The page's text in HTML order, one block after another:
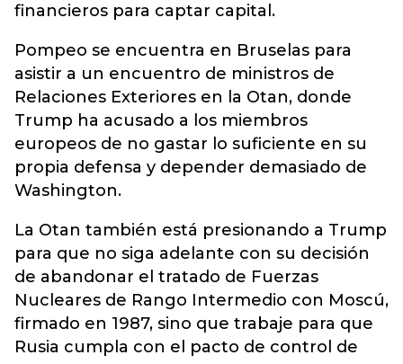
financieros para captar capital.
Pompeo se encuentra en Bruselas para
asistir a un encuentro de ministros de
Relaciones Exteriores en la Otan, donde
Trump ha acusado a los miembros
europeos de no gastar lo suficiente en su
propia defensa y depender demasiado de
Washington.
La Otan también está presionando a Trump
para que no siga adelante con su decisión
de abandonar el tratado de Fuerzas
Nucleares de Rango Intermedio con Moscú,
firmado en 1987, sino que trabaje para que
Rusia cumpla con el pacto de control de